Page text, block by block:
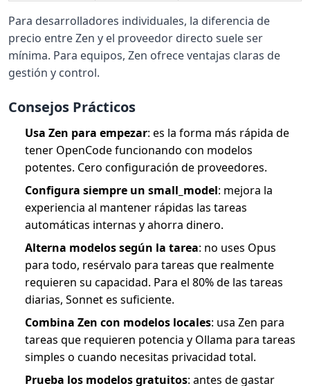
Para desarrolladores individuales, la diferencia de
precio entre Zen y el proveedor directo suele ser
mínima. Para equipos, Zen ofrece ventajas claras de
gestión y control.
Consejos Prácticos
Usa Zen para empezar: es la forma más rápida de
tener OpenCode funcionando con modelos
potentes. Cero configuración de proveedores.
Configura siempre un small_model: mejora la
experiencia al mantener rápidas las tareas
automáticas internas y ahorra dinero.
Alterna modelos según la tarea: no uses Opus
para todo, resérvalo para tareas que realmente
requieren su capacidad. Para el 80% de las tareas
diarias, Sonnet es suficiente.
Combina Zen con modelos locales: usa Zen para
tareas que requieren potencia y Ollama para tareas
simples o cuando necesitas privacidad total.
Prueba los modelos gratuitos: antes de gastar